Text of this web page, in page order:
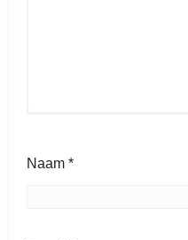
Naam *